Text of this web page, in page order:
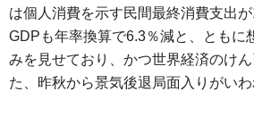
は個人消費を示す民間最終消費支出
GDPも年率換算で6.3％減と、ともに
みを見せており、かつ世界経済のけ
た、昨秋から景気後退局面入りがいわ